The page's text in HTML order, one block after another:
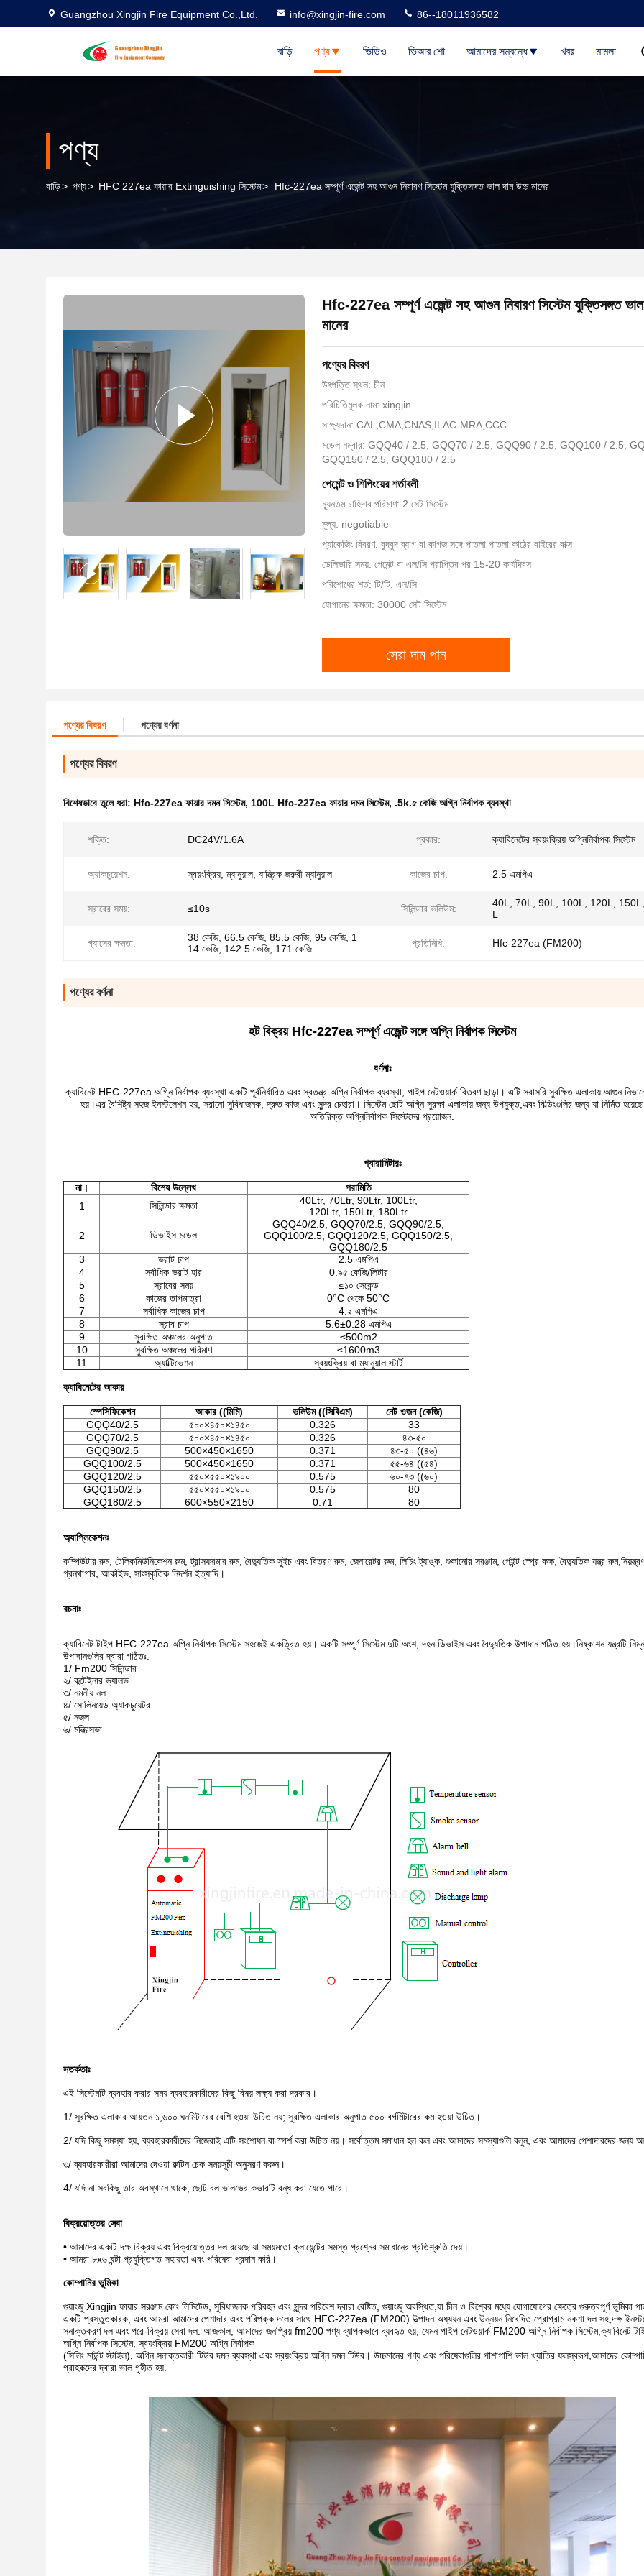
Guangzhou Xingjin Fire Equipment Co.,Ltd. info@xingjin-fire.com 86--18011936582
বাড়ি পণ্য ভিডিও ভিআর শো আমাদের সম্বন্ধে খবর মামলা
পণ্য
বাড়ি> পণ্য> HFC 227ea ফায়ার Extinguishing সিস্টেম> Hfc-227ea সম্পূর্ণ এজেন্ট সহ আগুন নিবারণ সিস্টেম যুক্তিসঙ্গত ভাল দাম উচ্চ মানের
Hfc-227ea সম্পূর্ণ এজেন্ট সহ আগুন নিবারণ সিস্টেম যুক্তিসঙ্গত ভাল
মানের
পণ্যের বিবরণ
উৎপত্তি স্থল: চীন
পরিচিতিমুলক নাম: xingjin
সাক্ষ্যদান: CAL,CMA,CNAS,ILAC-MRA,CCC
মডেল নম্বার: GQQ40 / 2.5, GQQ70 / 2.5, GQQ90 / 2.5, GQQ100 / 2.5,
GQQ150 / 2.5, GQQ180 / 2.5
পেমেন্ট ও শিপিংয়ের শর্তাবলী
ন্যূনতম চাহিদার পরিমাণ: 2 সেট সিস্টেম
মূল্য: negotiable
প্যাকেজিং বিবরণ: বুদবুদ ব্যাগ বা কাগজ সঙ্গে পাতলা পাতলা কাঠের বাইরের বাক্স
ডেলিভারি সময়: পেমেন্ট বা এল/সি প্রাপ্তির পর 15-20 কার্যদিবস
পরিশোধের শর্ত: টি/টি, এল/সি
যোগানের ক্ষমতা: 30000 সেট সিস্টেম
সেরা দাম পান
পণ্যের বিবরণ পণ্যের বর্ণনা
পণ্যের বিবরণ
বিশেষভাবে তুলে ধরা: Hfc-227ea ফায়ার দমন সিস্টেম, 100L Hfc-227ea ফায়ার দমন সিস্টেম, .5k.৫ কেজি অগ্নি নির্বাপক ব্যবস্থা
শক্তি: DC24V/1.6A প্রকার: ক্যাবিনেটের স্বয়ংক্রিয় অগ্নিনির্বাপক সিস্টেম
অ্যাকচুয়েশন: স্বয়ংক্রিয়, ম্যানুয়াল, যান্ত্রিক জরুরী ম্যানুয়াল কাজের চাপ: 2.5 এমপিএ
স্রাবের সময়: ≤10s সিলিন্ডার ভলিউম:
40L, 70L, 90L, 100L, 120L,
L
গ্যাসের ক্ষমতা:
38 কেজি, 66.5 কেজি, 85.5 কেজি, 95 কেজি, 1
14 কেজি, 142.5 কেজি, 171 কেজি
প্রতিনিধি: Hfc-227ea (FM200)
পণ্যের বর্ণনা
হট বিক্রয় Hfc-227ea সম্পূর্ণ এজেন্ট সঙ্গে অগ্নি নির্বাপক সিস্টেম
বর্ণনাঃ
ক্যাবিনেট HFC-227ea অগ্নি নির্বাপক ব্যবস্থা একটি পূর্বনির্ধারিত এবং স্বতন্ত্র অগ্নি নির্বাপক ব্যবস্থা, পাইপ নেটওয়ার্ক বিতরণ ছাড়া। এটি সরাসরি সুরক্ষিত এলাকায় আগুন
হয়।এর বৈশিষ্ট্য সহজ ইনস্টলেশন হয়, সরানো সুবিধাজনক, দ্রুত কাজ এবং সুন্দর চেহারা। সিস্টেম ছোট অগ্নি সুরক্ষা এলাকায় জন্য উপযুক্ত,এবং বিল্ডিংগুলির জন্য যা নির্মিত
অতিরিক্ত অগ্নিনির্বাপক সিস্টেমের প্রয়োজন.
প্যারামিটারঃ
না। বিশেষ উল্লেখ
পরামিতি
1
সিলিন্ডার ক্ষমতা
40Ltr, 70Ltr, 90Ltr, 100Ltr,
120Ltr, 150Ltr, 180Ltr
2 ডিভাইস মডেল
GQQ40/2.5, GQQ70/2.5, GQQ90/2.5,
GQQ100/2.5, GQQ120/2.5, GQQ150/2.5,
GQQ180/2.5
3
ভরাট চাপ
2.5 এমপিএ
4
সর্বাধিক ভরাট হার
0.৯৫ কেজি/লিটার
5
স্রাবের সময়
≤১০ সেকেন্ড
6
কাজের তাপমাত্রা
0°C থেকে 50°C
7
সর্বাধিক কাজের চাপ
4.২ এমপিএ
8
স্রাব চাপ
5.6±0.28 এমপিএ
9
সুরক্ষিত অঞ্চলের অনুপাত
≤500m2
10
সুরক্ষিত অঞ্চলের পরিমাণ
≤1600m3
11
অ্যাক্টিভেশন স্বয়ংক্রিয় বা ম্যানুয়াল স্টার্ট
ক্যাবিনেটের আকার
স্পেসিফিকেশন আকার ((মিমি) ভলিউম ((সিবিএম)
নেট ওজন (কেজি)
GQQ40/2.5
৫০০×৪৫০×১৪৫০ 0.326
33
GQQ70/2.5
৫০০×৪৫০×১৪৫০ 0.326
৪৩-৫০
GQQ90/2.5
500×450×1650 0.371
৪৩-৫০ ((৪৬)
GQQ100/2.5
500×450×1650 0.371
৫৫-৬৪ ((৫৪)
GQQ120/2.5
৫৫০×৫৫০×১৯০০ 0.575
৬০-৭৩ ((৬০)
GQQ150/2.5
৫৫০×৫৫০×১৯০০ 0.575
80
GQQ180/2.5
600×550×2150 0.71 80
অ্যাপ্লিকেশনঃ
কম্পিউটার রুম, টেলিকমিউনিকেশন রুম, ট্রান্সফরমার রুম, বৈদ্যুতিক সুইচ এবং বিতরণ রুম, জেনারেটর রুম, লিচিং ট্যাঙ্ক, শুকানোর সরঞ্জাম, পেইন্ট স্প্রে কক্ষ, বৈদ্যুতিক যন্ত্র রুম,নিয়ন্ত্রণ
গ্রন্থাগার, আর্কাইভ, সাংস্কৃতিক নিদর্শন ইত্যাদি।
রচনাঃ
ক্যাবিনেট টাইপ HFC-227ea অগ্নি নির্বাপক সিস্টেম সহজেই একত্রিত হয়। একটি সম্পূর্ণ সিস্টেম দুটি অংশ, দহন ডিভাইস এবং বৈদ্যুতিক উপাদান গঠিত হয়।নিষ্কাশন যন্ত্রটি
উপাদানগুলির দ্বারা গঠিতঃ:
1/ Fm200 সিলিন্ডার
২/ কন্টেইনার ভ্যালভ
৩/ নমনীয় নল
৪/ সোলিনয়েড অ্যাকচুয়েটর
৫/ নজল
৬/ মন্ত্রিসভা
সতর্কতাঃ
এই সিস্টেমটি ব্যবহার করার সময় ব্যবহারকারীদের কিছু বিষয় লক্ষ্য করা দরকার।
1/ সুরক্ষিত এলাকার আয়তন ১,৬০০ ঘনমিটারের বেশি হওয়া উচিত নয়; সুরক্ষিত এলাকার অনুপাত ৫০০ বর্গমিটারের কম হওয়া উচিত।
2/ যদি কিছু সমস্যা হয়, ব্যবহারকারীদের নিজেরাই এটি সংশোধন বা স্পর্শ করা উচিত নয়। সর্বোত্তম সমাধান হল কল এবং আমাদের সমস্যাগুলি বলুন, এবং আমাদের পেশাদারদের জন্য
৩/ ব্যবহারকারীরা আমাদের দেওয়া রুটিন চেক সময়সূচী অনুসরণ করুন।
4/ যদি না সবকিছু তার অবস্থানে থাকে, ছোট বল ভালভের কভারটি বন্ধ করা যেতে পারে।
বিক্রয়োত্তর সেবা
• আমাদের একটি দক্ষ বিক্রয় এবং বিক্রয়োত্তর দল রয়েছে যা সময়মতো ক্লায়েন্টের সমস্ত প্রশ্নের সমাধানের প্রতিশ্রুতি দেয়।
• আমরা ৮x৬ ঘন্টা প্রযুক্তিগত সহায়তা এবং পরিষেবা প্রদান করি।
কোম্পানির ভূমিকা
গুয়াংজু Xingjin ফায়ার সরঞ্জাম কোং লিমিটেড, সুবিধাজনক পরিবহন এবং সুন্দর পরিবেশ দ্বারা বেষ্টিত, গুয়াংজু অবস্থিত,যা চীন ও বিশ্বের মধ্যে যোগাযোগের ক্ষেত্রে গুরুত্বপূর্ণ ভূমিকা
একটি প্রস্তুতকারক, এবং আমরা আমাদের পেশাদার এবং পরিপক্ক দলের সাথে HFC-227ea (FM200) উত্পাদন অধ্যয়ন এবং উন্নয়ন নিবেদিত প্রোগ্রাম নকশা দল সহ,দক্ষ
সনাক্তকরণ দল এবং পরে-বিক্রয় সেবা দল. আজকাল, আমাদের জনপ্রিয় fm200 পণ্য ব্যাপকভাবে ব্যবহৃত হয়, যেমন পাইপ নেটওয়ার্ক FM200 অগ্নি নির্বাপক সিস্টেম,ক্যাবিনেট
অগ্নি নির্বাপক সিস্টেম, স্বয়ংক্রিয় FM200 অগ্নি নির্বাপক
(সিলিং মাউন্ট স্টাইল), অগ্নি সনাক্তকারী টিউব দমন ব্যবস্থা এবং স্বয়ংক্রিয় অগ্নি দমন টিউব। উচ্চমানের পণ্য এবং পরিষেবাগুলির পাশাপাশি ভাল খ্যাতির ফলস্বরূপ,আমাদের
গ্রাহকদের দ্বারা ভাল গৃহীত হয়.